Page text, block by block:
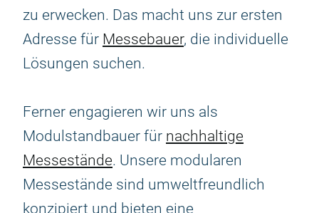
zu erwecken. Das macht uns zur ersten
Adresse für Messebauer, die individuelle
Lösungen suchen.
Ferner engagieren wir uns als
Modulstandbauer für nachhaltige
Messestände. Unsere modularen
Messestände sind umweltfreundlich
konzipiert und bieten eine